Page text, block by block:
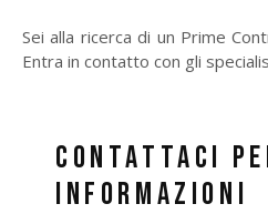
Sei alla ricerca di un Prime
Entra in contatto con gli
CONTATTACI
INFORMAZIONI